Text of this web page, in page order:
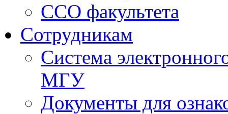
ССО факультета
Сотрудникам
Система
МГУ
Документы для